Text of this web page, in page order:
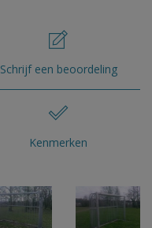
Schrijf een beoordeling
Kenmerken